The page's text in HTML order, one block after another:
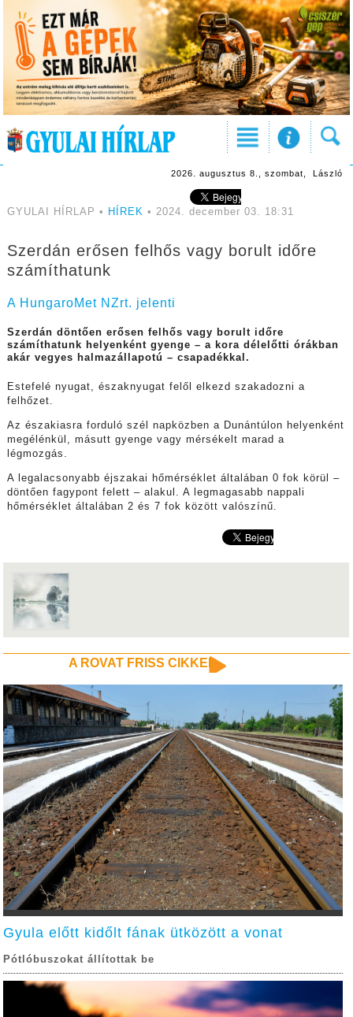
2026. augusztus 8., szombat, László
GYULAI HÍRLAP • HÍREK • 2024. december 03. 18:31
Szerdán erősen felhős vagy borult időre
számíthatunk
A HungaroMet NZrt. jelenti
Szerdán döntően erősen felhős vagy borult időre
számíthatunk helyenként gyenge – a kora délelőtti órákban
akár vegyes halmazállapotú – csapadékkal.
Estefelé nyugat, északnyugat felől elkezd szakadozni a
felhőzet.
Az északiasra forduló szél napközben a Dunántúlon helyenként
megélénkül, másutt gyenge vagy mérsékelt marad a
légmozgás.
A legalacsonyabb éjszakai hőmérséklet általában 0 fok körül –
döntően fagypont felett – alakul. A legmagasabb nappali
hőmérséklet általában 2 és 7 fok között valószínű.
A ROVAT FRISS CIKKEI
Gyula előtt kidőlt fának ütközött a vonat
Pótlóbuszokat állítottak be